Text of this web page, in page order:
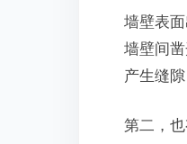
墙壁表
墙壁间
产生缝
第二，